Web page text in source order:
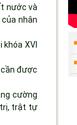
nước và
nhân
XVI
được
cường
trị, trật tự